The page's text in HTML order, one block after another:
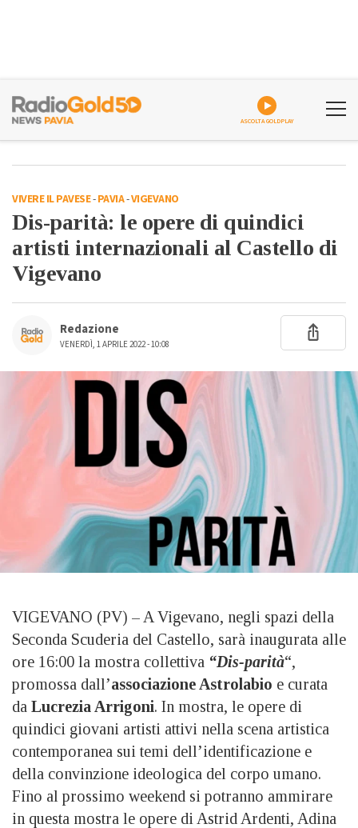
ASCOLTA GOLDPLAY
VIVERE IL PAVESE-PAVIA-VIGEVANO
Dis-parità: le opere di quindici
artisti internazionali al Castello di
Vigevano
Redazione
VENERDÌ, 1 APRILE 2022 - 10:08
VIGEVANO (PV) – A Vigevano, negli spazi della
Seconda Scuderia del Castello, sarà inaugurata alle
ore 16:00 la mostra collettiva “Dis-parità“,
promossa dall’associazione Astrolabio e curata
da Lucrezia Arrigoni. In mostra, le opere di
quindici giovani artisti attivi nella scena artistica
contemporanea sui temi dell’identificazione e
della convinzione ideologica del corpo umano.
Fino al prossimo weekend si potranno ammirare
in questa mostra le opere di Astrid Ardenti, Adina